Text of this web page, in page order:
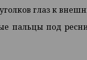
глаз к
пальцы под